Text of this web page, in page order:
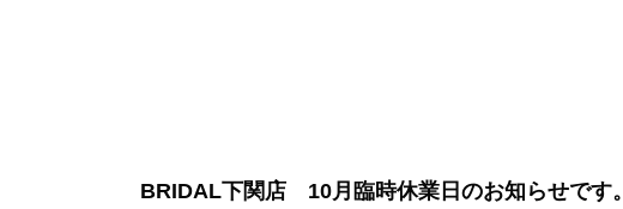
BRIDAL下関店 10月臨時休業日のお知らせです。